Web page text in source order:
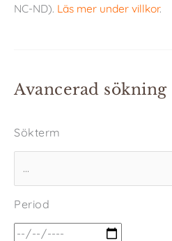
NC-ND). Läs mer under villkor.
Avancerad sökning
Sökterm
Period